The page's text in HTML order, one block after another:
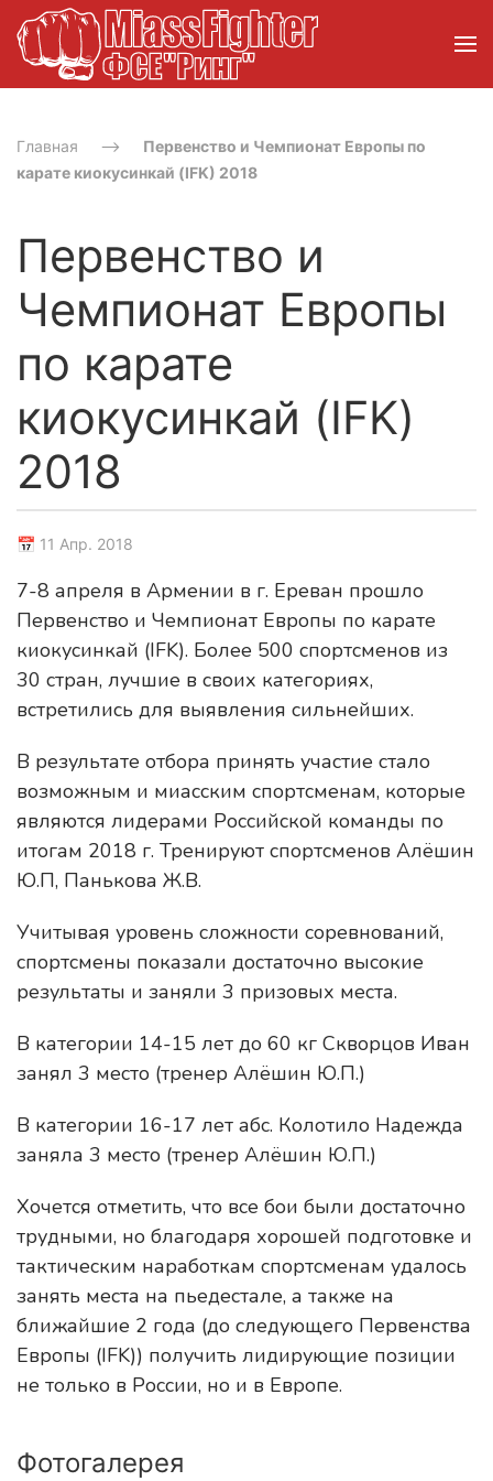
Главная
Первенство и Чемпионат Европы по
карате киокусинкай (IFK) 2018
Первенство и
Чемпионат Европы
по карате
киокусинкай (IFK)
2018
📅 11 Апр. 2018
7-8 апреля в Армении в г. Ереван прошло
Первенство и Чемпионат Европы по карате
киокусинкай (IFK). Более 500 спортсменов из
30 стран, лучшие в своих категориях,
встретились для выявления сильнейших.
В результате отбора принять участие стало
возможным и миасским спортсменам, которые
являются лидерами Российской команды по
итогам 2018 г. Тренируют спортсменов Алёшин
Ю.П, Панькова Ж.В.
Учитывая уровень сложности соревнований,
спортсмены показали достаточно высокие
результаты и заняли 3 призовых места.
В категории 14-15 лет до 60 кг Скворцов Иван
занял 3 место (тренер Алёшин Ю.П.)
В категории 16-17 лет абс. Колотило Надежда
заняла 3 место (тренер Алёшин Ю.П.)
Хочется отметить, что все бои были достаточно
трудными, но благодаря хорошей подготовке и
тактическим наработкам спортсменам удалось
занять места на пьедестале, а также на
ближайшие 2 года (до следующего Первенства
Европы (IFK)) получить лидирующие позиции
не только в России, но и в Европе.
Фотогалерея